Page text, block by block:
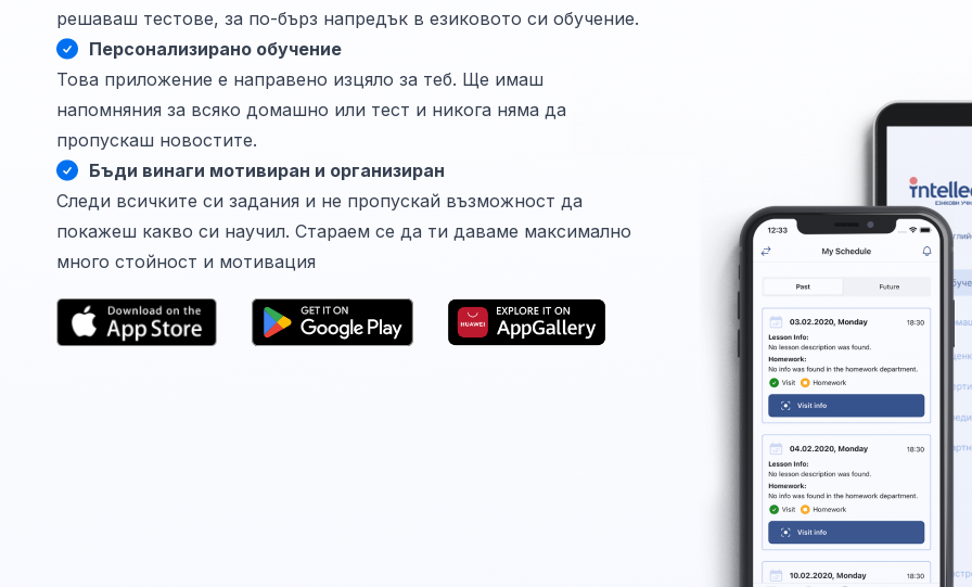
решаваш тестове, за по-бърз напредък в езиковото си обучение.
Персонализирано обучение
Това приложение е направено изцяло за теб. Ще имаш
напомняния за всяко домашно или тест и никога няма да
пропускаш новостите.
Бъди винаги мотивиран и организиран
Следи всичките си задания и не пропускай възможност да
покажеш какво си научил. Стараем се да ти даваме максимално
много стойност и мотивация